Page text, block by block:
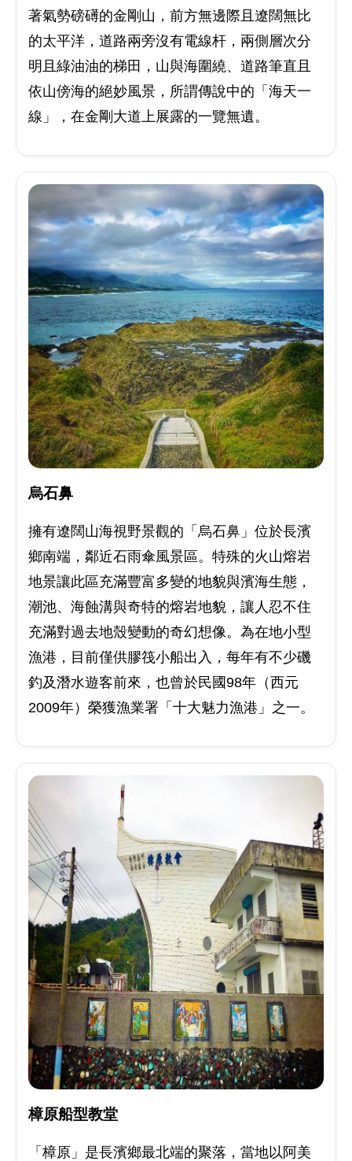
著氣勢磅礡的金剛山，前方無邊際且遼闊無比
的太平洋，道路兩旁沒有電線杆，兩側層次分
明且綠油油的梯田，山與海圍繞、道路筆直且
依山傍海的絕妙風景，所謂傳說中的「海天一
線」，在金剛大道上展露的一覽無遺。
烏石鼻
擁有遼闊山海視野景觀的「烏石鼻」位於長濱
鄉南端，鄰近石雨傘風景區。特殊的火山熔岩
地景讓此區充滿豐富多變的地貌與濱海生態，
潮池、海蝕溝與奇特的熔岩地貌，讓人忍不住
充滿對過去地殼變動的奇幻想像。為在地小型
漁港，目前僅供膠筏小船出入，每年有不少磯
釣及潛水遊客前來，也曾於民國98年（西元
2009年）榮獲漁業署「十大魅力漁港」之一。
樟原船型教堂
「樟原」是長濱鄉最北端的聚落，當地以阿美